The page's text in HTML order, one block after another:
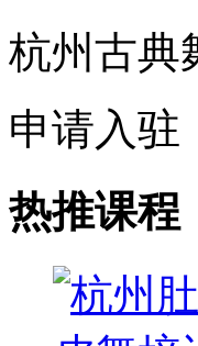
杭州古典
申请入驻
热推课程